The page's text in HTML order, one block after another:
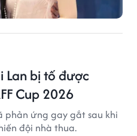
Lan bị tố được
Cup 2026
phản ứng gay gắt sau khi
đội nhà thua.